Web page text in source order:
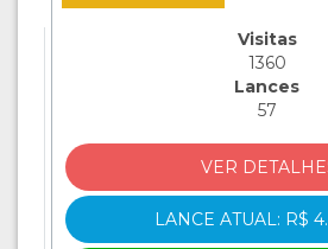
Visitas
1360
Lances
57
VER
LANCE ATUAL: R$